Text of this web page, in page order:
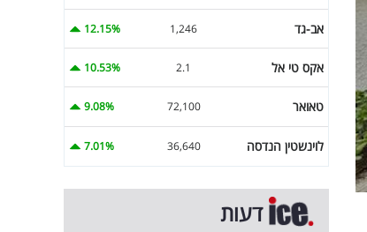
אב-גד 1,246
12.15%
אקס טי אל 2.1
10.53%
טאואר 72,100
9.08%
לוינשטין הנדסה 36,640
7.01%
דעות